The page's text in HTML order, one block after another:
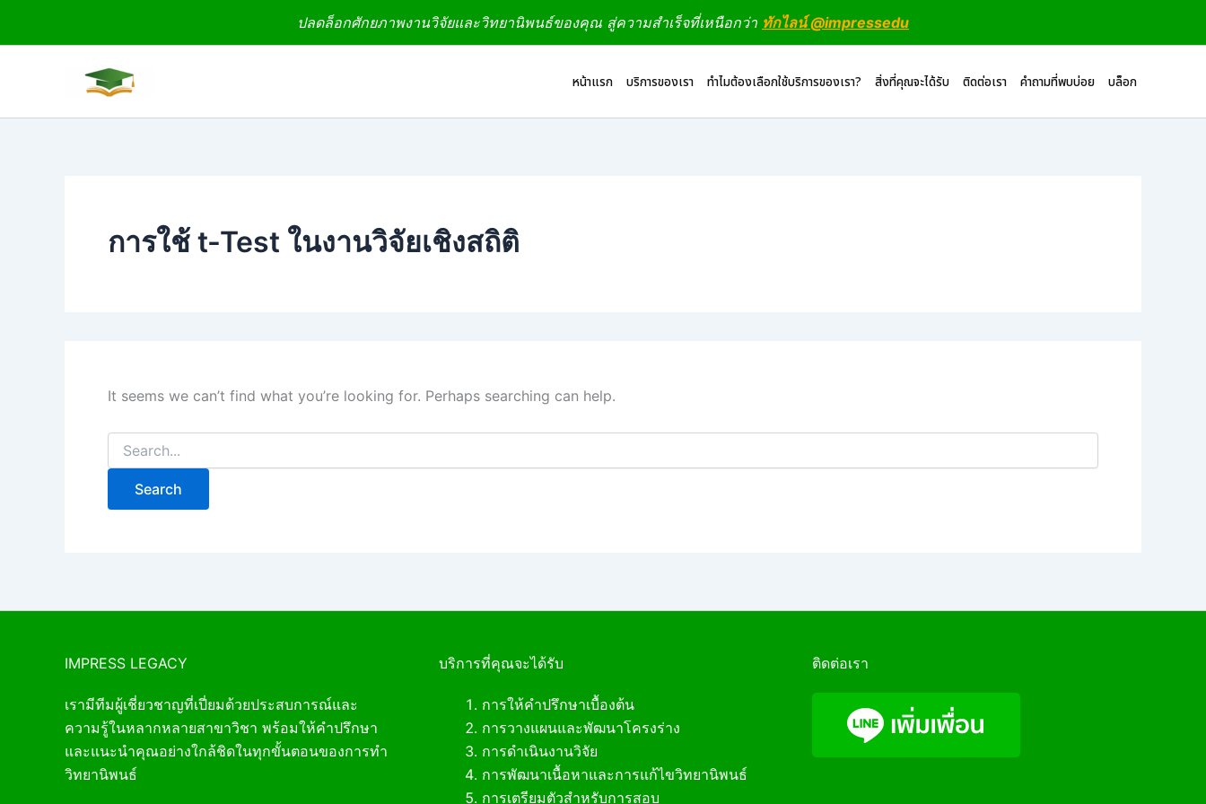
ปลดล็อกศักยภาพงานวิจัยและวิทยานิพนธ์ของคุณ สู่ความสำเร็จที่เหนือกว่า ทักไลน์ @impressedu
หน้าแรก บริการของเรา ทำไมต้องเลือกใช้บริการของเรา? สิ่งที่คุณจะได้รับ ติดต่อเรา คำถามที่พบบ่อย บล็อก
การใช้ t-Test ในงานวิจัยเชิงสถิติ
It seems we can’t find what you’re looking for. Perhaps searching can help.
IMPRESS LEGACY
เรามีทีมผู้เชี่ยวชาญที่เปี่ยมด้วยประสบการณ์และ
ความรู้ในหลากหลายสาขาวิชา พร้อมให้คำปรึกษา
และแนะนำคุณอย่างใกล้ชิดในทุกขั้นตอนของการทำ
วิทยานิพนธ์
บริการที่คุณจะได้รับ
การให้คำปรึกษาเบื้องต้น
การวางแผนและพัฒนาโครงร่าง
การดำเนินงานวิจัย
การพัฒนาเนื้อหาและการแก้ไขวิทยานิพนธ์
การเตรียมตัวสำหรับการสอบ
ติดต่อเรา